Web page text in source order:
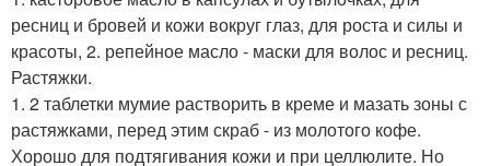
ресниц и бровей и кожи вокруг глаз, для роста и силы и
красоты, 2. репейное масло - маски для волос и ресниц.
Растяжки.
1. 2 таблетки мумие растворить в креме и мазать зоны с
растяжками, перед этим скраб - из молотого кофе.
Хорошо для подтягивания кожи и при целлюлите. Но